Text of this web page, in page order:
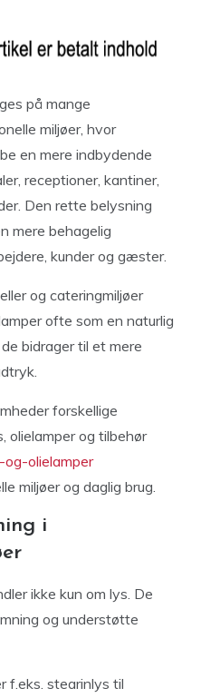
på mange
miljøer, hvor
en mere indbydende
receptioner, kantiner,
Den rette belysning
mere behagelig
kunder og gæster.
og cateringmiljøer
ofte som en naturlig
bidrager til et mere
forskellige
olielamper og tilbehør
olielamper
miljøer og daglig brug.
i
ikke kun om lys. De
og understøtte
f.eks. stearinlys til